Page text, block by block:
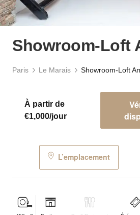
Showroom-Loft
Paris Le Marais Showroom-Loft
À partir de
€1,000/jour
L’emplacement